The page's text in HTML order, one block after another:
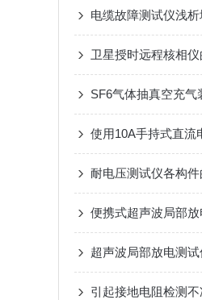
耐电压测试仪各构